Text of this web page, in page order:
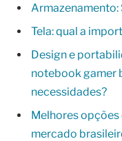
Armazenamento:
Tela: qual a
Design e
notebook gamer
necessidades?
Melhores
mercado